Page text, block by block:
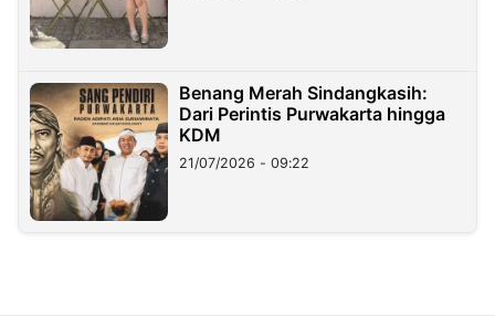
Benang Merah Sindangkasih:
Dari Perintis Purwakarta hingga
KDM
21/07/2026 - 09:22